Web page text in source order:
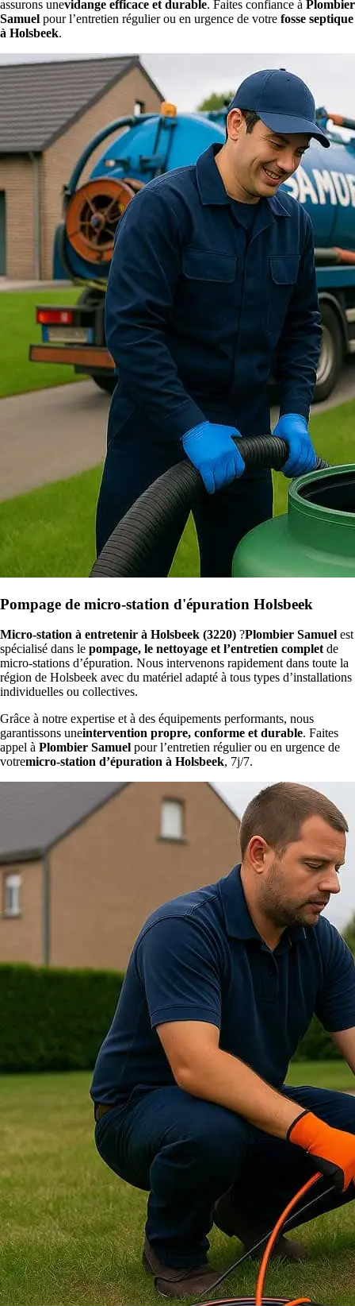
assurons unevidange efficace et durable. Faites confiance à Plombier
Samuel pour l’entretien régulier ou en urgence de votre fosse septique
à Holsbeek.
Pompage de micro-station d'épuration Holsbeek
Micro-station à entretenir à Holsbeek (3220) ?Plombier Samuel est
spécialisé dans le pompage, le nettoyage et l’entretien complet de
micro-stations d’épuration. Nous intervenons rapidement dans toute la
région de Holsbeek avec du matériel adapté à tous types d’installations
individuelles ou collectives.
Grâce à notre expertise et à des équipements performants, nous
garantissons uneintervention propre, conforme et durable. Faites
appel à Plombier Samuel pour l’entretien régulier ou en urgence de
votremicro-station d’épuration à Holsbeek, 7j/7.